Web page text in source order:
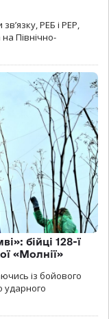
РЕБ і РЕР,
Північно-
бійці 128-ї
«Молнії»
із бойового
ударного